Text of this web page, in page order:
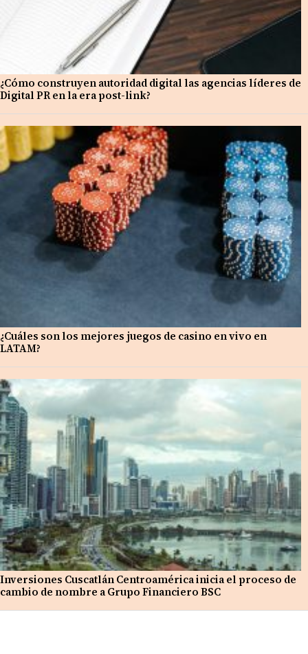
¿Cómo construyen autoridad digital las agencias líderes de
Digital PR en la era post-link?
¿Cuáles son los mejores juegos de casino en vivo en
LATAM?
Inversiones Cuscatlán Centroamérica inicia el proceso de
cambio de nombre a Grupo Financiero BSC